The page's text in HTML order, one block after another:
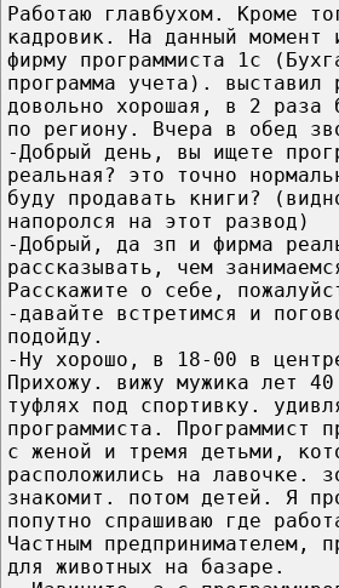
Работаю главбухом. Кроме
кадровик. На данный момент
фирму программиста 1с
программа учета).
довольно хорошая, в 2 раза
по региону. Вчера в обед
-Добрый день, вы ищете
реальная? это точно
буду продавать книги?
напоролся на этот развод)
-Добрый, да зп и фирма
рассказывать, чем
Расскажите о себе,
-давайте встретимся и
подойду.
-Ну хорошо, в 18-00 в
Прихожу. вижу мужика лет 40
туфлях под спортивку.
программиста. Программист
с женой и тремя детьми,
расположились на лавочке.
знакомит. потом детей. Я
попутно спрашиваю где
Частным предпринимателем,
для животных на базаре.